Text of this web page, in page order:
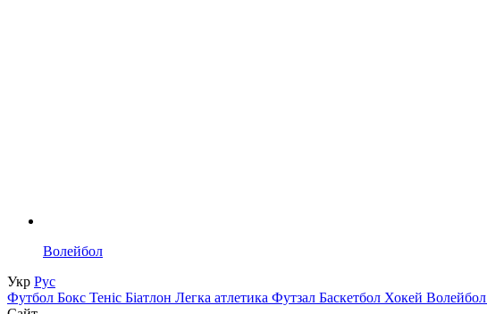
Волейбол
Укр Рус
Футбол Бокс Теніс Біатлон Легка атлетика Футзал Баскетбол Хокей Волейбол